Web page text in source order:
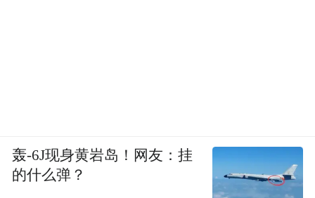
轰-6J现身黄岩岛！网友：挂
的什么弹？